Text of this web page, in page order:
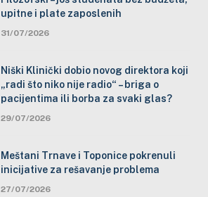
upitne i plate zaposlenih
31/07/2026
Niški Klinički dobio novog direktora koji
„radi što niko nije radio“ – briga o
pacijentima ili borba za svaki glas?
29/07/2026
Meštani Trnave i Toponice pokrenuli
inicijative za rešavanje problema
27/07/2026